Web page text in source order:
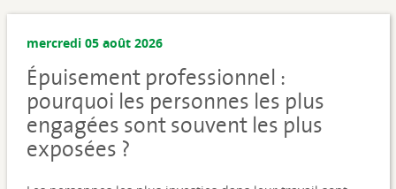
mercredi 05 août 2026
Épuisement professionnel :
pourquoi les personnes les plus
engagées sont souvent les plus
exposées ?